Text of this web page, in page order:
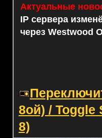
Актуальные
IP сервера
через Westwood
8ой) /
8)